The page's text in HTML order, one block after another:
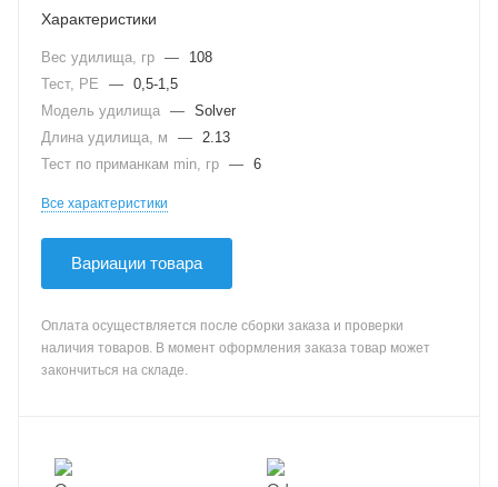
Характеристики
Вес удилища, гр —
108
Тест, PE
— 0,5-1,5
Модель удилища — Solver
Длина удилища, м
— 2.13
Тест по приманкам min, гр — 6
Все характеристики
Вариации товара
Оплата осуществляется после сборки заказа и проверки
наличия товаров. В момент оформления заказа товар может
закончиться на складе.